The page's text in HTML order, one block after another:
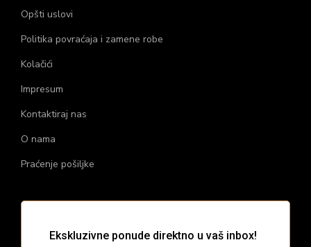
Opšti uslovi
Politika povraćaja i zamene robe
Kolačići
Impresum
Kontaktiraj nas
O nama
Praćenje pošiljke